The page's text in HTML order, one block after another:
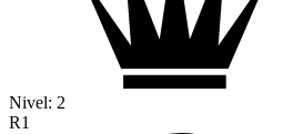
Nivel: 2
R1